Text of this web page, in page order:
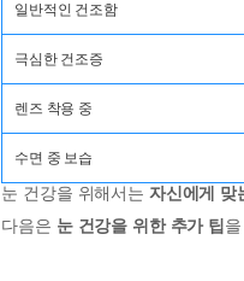
일반적인 건조함
극심한 건조증
렌즈 착용 중
수면 중 보습
눈 건강을 위해서는 자신에게 맞
다음은 눈 건강을 위한 추가 팁